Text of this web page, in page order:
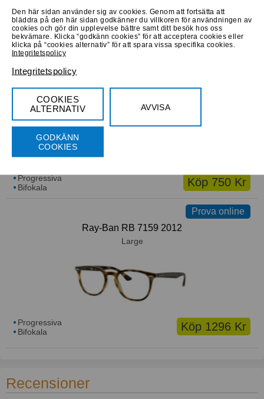
Köp 790 Kr
Progressiva
Bifokala
Låna hem
Köp 750 Kr
Progressiva
Bifokala
Prova online
Ray-Ban RB 7159 2012
Large
Köp 1296 Kr
Progressiva
Bifokala
Recensioner
Den här sidan använder sig av cookies. Genom att fortsätta att
bläddra på den här sidan godkänner du villkoren för användningen av
cookies och gör din upplevelse bättre samt ditt besök hos oss
bekvämare. Klicka “godkänn cookies” för att acceptera cookies eller
klicka på “cookies alternativ” för att spara vissa specifika cookies.
Integritetspolicy
Integritetspolicy
COOKIES
ALTERNATIV
AVVISA
GODKÄNN
COOKIES